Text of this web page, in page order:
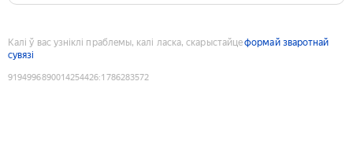
Калі ў вас узніклі праблемы, калі ласка, скарыстайцеформай зваротнай
сувязі
9194996890014254426:1786283572